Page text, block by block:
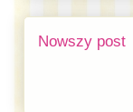
Nowszy post